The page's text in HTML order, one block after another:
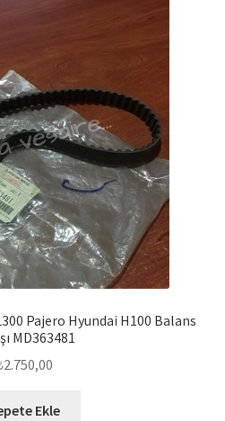
Pajero Hyundai H100 Balans
MD363481
2.750,00
Ekle